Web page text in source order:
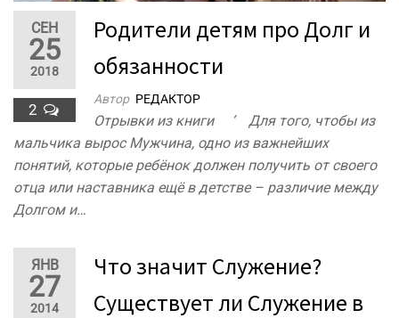
СЕН
25
2018
2
Родители детям про Долг и
обязанности
Автор РЕДАКТОР
Отрывки из книги ‘ Для того, чтобы из
мальчика вырос Мужчина, одно из важнейших
понятий, которые ребёнок должен получить от своего
отца или наставника ещё в детстве – различие между
Долгом и…
ЯНВ
27
2014
Что значит Служение?
Существует ли Служение в